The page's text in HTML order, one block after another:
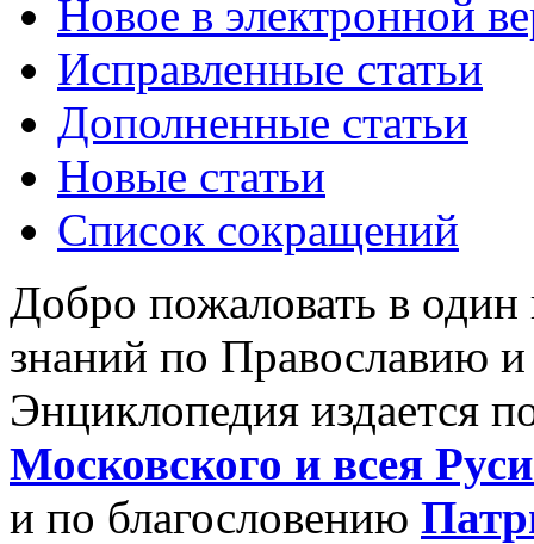
Новое в электронной
Исправленные статьи
Дополненные статьи
Новые статьи
Список сокращений
Добро пожаловать в
знаний по Православию
Энциклопедия издается
Московского и всея
и по благословению